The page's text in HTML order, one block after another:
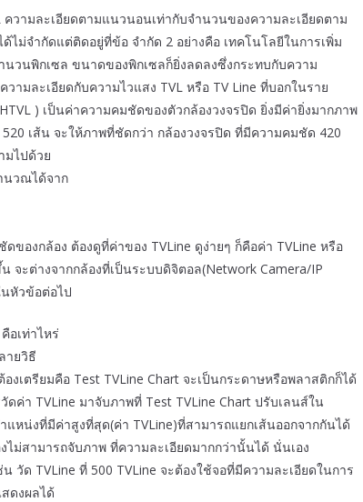
วามละเอียดตามแนวนอนเท่ากับจำนวนของความละเอียดตาม
ม่จำกัดแต่ติดอยู่ที่ข้อ จำกัด 2 อย่างคือ เทคโนโลยีในการเพิ่ม
นวนพิกเซล ขนาดของพิกเซลก็ยิ่งลดลงซึ่งกระทบกับความ
ามละเอียดกับความไวแสง TVL หรือ TV Line ที่บอกในราย
) เป็นค่าความคมชัดของตัวกล้องวงจรปิด ยิ่งมีค่ายิ่งมากภาพ
เส้น จะให้ภาพที่ชัดกว่า กล้องวงจรปิด ที่มีความคมชัด 420
มไปด้วย
นวณได้จาก
ของกล้อง ต้องดูที่ค่าของ TVLine ดูง่ายๆ ก็คือค่า TVLine หรือ
ะต่างจากกล้องที่เป็นระบบดิจิตอล(Network Camera/IP
หัวข้อต่อไป
อเท่าไหร่
ายวิธี
เตรียมคือ Test TVLine Chart จะเป็นกระดาษหรือพลาสติกก็ได้
ค่า TVLine มาจับภาพที่ Test TVLine Chart ปรับเลนส์ใน
น่งที่มีค่าสูงที่สุด(ค่า TVLine)ที่สามารถแยกเส้นออกจากกันได้
ม่สามารถจับภาพ ที่ความละเอียดมากกว่านั้นได้ นั่นเอง
วัด TVLine ที่ 500 TVLine จะต้องใช้จอที่มีความละเอียดในการ
ดงผลได้